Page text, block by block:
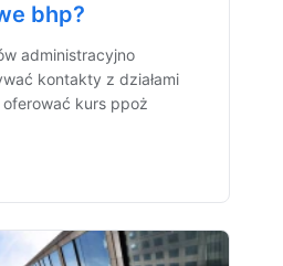
bhp?
administracyjno
kontakty z działami
kurs ppoż